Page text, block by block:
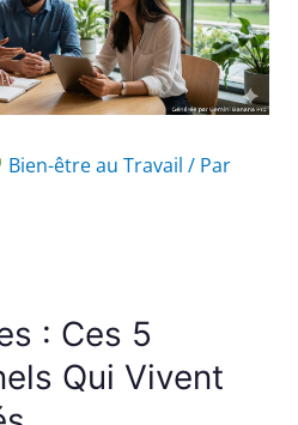
Bien-être au Travail / Par
: Ces 5
Qui Vivent